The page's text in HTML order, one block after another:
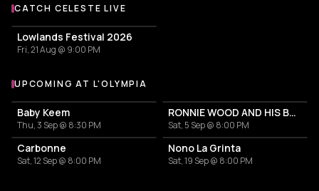
More events with Celeste
CATCH CELESTE LIVE
Lowlands Festival 2026
Fri, 21 Aug @ 9:00 PM
More events at L'Olympia
UPCOMING AT L'OLYMPIA
Baby Keem
Thu, 3 Sep @ 8:30 PM
RONNIE WOOD AND HIS BAND Featuring Imelda May
Sat, 5 Sep @ 8:00 PM
Carbonne
Sat, 12 Sep @ 8:00 PM
Nono La Grinta
Sat, 19 Sep @ 8:00 PM